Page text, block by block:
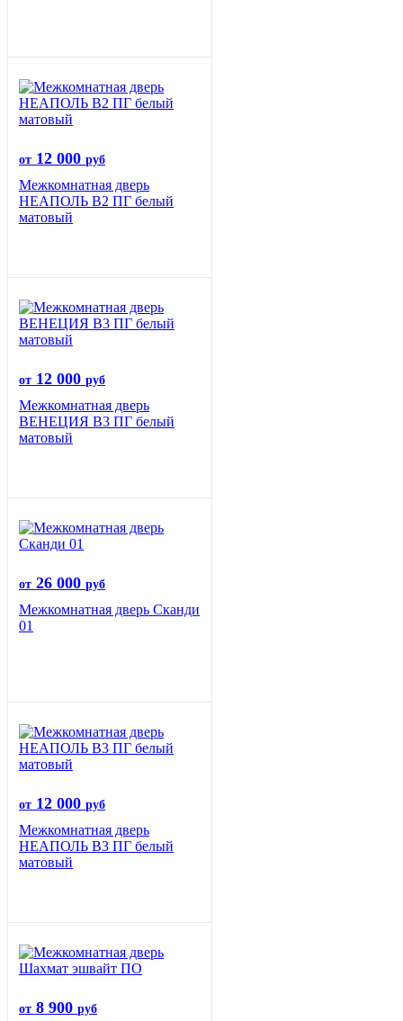
от 12 000 руб
Межкомнатная дверь
НЕАПОЛЬ В2 ПГ белый
матовый
от 12 000 руб
Межкомнатная дверь
ВЕНЕЦИЯ B3 ПГ белый
матовый
от 26 000 руб
Межкомнатная дверь Сканди
01
от 12 000 руб
Межкомнатная дверь
НЕАПОЛЬ В3 ПГ белый
матовый
от 8 900 руб